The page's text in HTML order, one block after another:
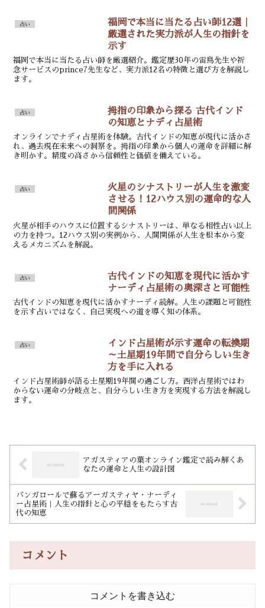
占い
福岡で本当に当たる占い師12選｜
厳選された実力派が人生の指針を
示す
福岡で本当に当たる占い師を厳選紹介。鑑定歴30年の雷鳥先生や祈
念サービスのprince7先生など、実力派12名の特徴と選び方を解説し
ます。
占い
拇指の印象から探る 古代インド
の知恵とナディ占星術
オンラインでナディ占星術を体験。古代インドの知恵が現代に活かさ
れ、過去現在未来への洞察を。拇指の印象から個人の運命を詳細に解
き明かす。精度の高さから信頼性と価値を備えている。
占い
火星のシナストリーが人生を激変
させる！12ハウス別の運命的な人
間関係
火星が相手のハウスに位置するシナストリーは、単なる相性占い以上
の力を持つ。12ハウス別の実例から、人間関係が人生を根本から変
えるメカニズムを解説。
占い
古代インドの知恵を現代に活かす
ナーディ占星術の奥深さと可能性
古代インドの知恵を現代に活かすナーディ読解。人生の課題と可能性
を示す占いではなく、自己実現への道を導く知の体系。
占い
インド占星術が示す運命の転換期
～土星期19年間で自分らしい生き
方を手に入れる
インド占星術師が語る土星期19年間の過ごし方。西洋占星術ではわ
からない運命の分岐点と、自分らしい生き方を実現する方法を解説し
ます。
アガスティアの葉オンライン鑑定で読み解くあ
なたの運命と人生の設計図
バンガロールで蘇るアーガスティヤ・ナーディ
ー占星術｜人生の指針と心の平穏をもたらす古
代の知恵
コメント
コメントを書き込む